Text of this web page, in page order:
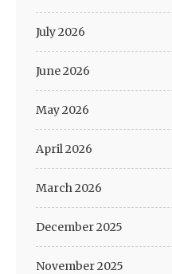
July 2026
June 2026
May 2026
April 2026
March 2026
December 2025
November 2025